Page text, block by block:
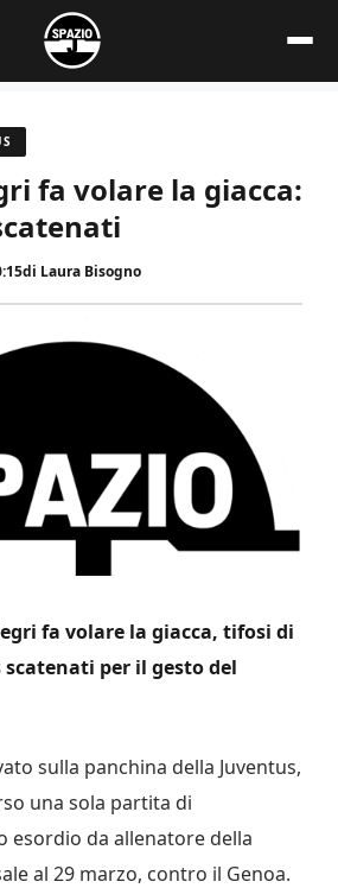
fa volare la giacca:
di Laura Bisogno
fa volare la giacca, tifosi di
per il gesto del
sulla panchina della Juventus,
una sola partita di
esordio da allenatore della
al 29 marzo, contro il Genoa.